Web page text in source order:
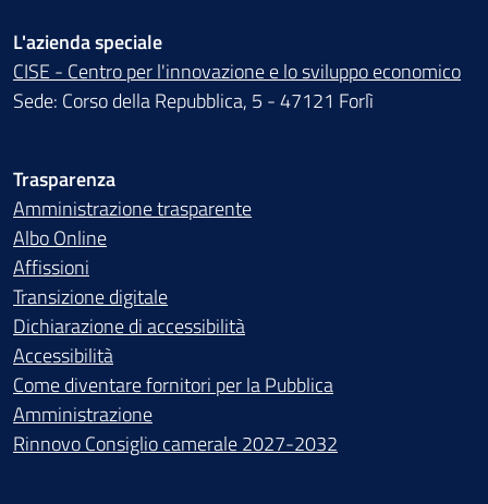
L'azienda speciale
CISE - Centro per l'innovazione e lo sviluppo economico
Sede: Corso della Repubblica, 5 - 47121 Forlì
Trasparenza
Amministrazione trasparente
Albo Online
Affissioni
Transizione digitale
Dichiarazione di accessibilità
Accessibilità
Come diventare fornitori per la Pubblica
Amministrazione
Rinnovo Consiglio camerale 2027-2032